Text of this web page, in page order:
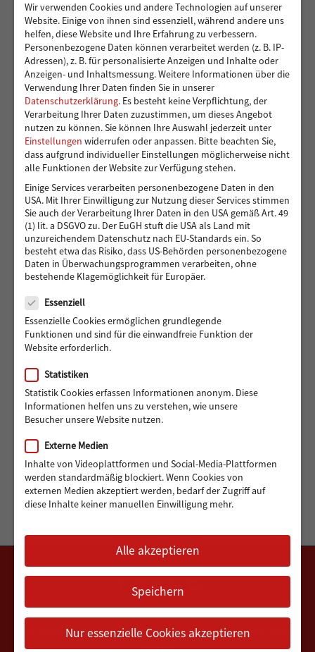
Sicher von A nach B für Peshmarga und Shvan
Ein sicherer Ort für Kinder, die viel zu früh
Verantwortung übernehmen – 14.000 Euro für die
Kindergruppen der Vereinigung Pestalozzi
Toben und Spielen: Bewegungsraum für die Kita
Eddelbüttelstraße in Harburg
Vier Reifen für eine bessere Zukunft: Ein neues Auto
für Muhsin und seine Familie
488 Euro gedreht für den guten Zweck: Radisson Blu
Hotel Hamburg unterstützt Hörer helfen Kindern
ARCHIV
Archiv
Monat auswählen
DATENSCHUTZERKLÄRUNG IMPRESSUM VEREINSSATZUNG
KONTAKT
Wir verwenden Cookies und andere Technologien auf unserer
Website. Einige von ihnen sind essenziell, während andere uns
helfen, diese Website und Ihre Erfahrung zu verbessern.
Personenbezogene Daten können verarbeitet werden (z. B. IP-
Adressen), z. B. für personalisierte Anzeigen und Inhalte oder
Anzeigen- und Inhaltsmessung.Weitere Informationen über die
Verwendung Ihrer Daten finden Sie in unserer
Datenschutzerklärung. Es besteht keine Verpflichtung, der
Verarbeitung Ihrer Daten zuzustimmen, um dieses Angebot
nutzen zu können.Sie können Ihre Auswahl jederzeit unter
Einstellungen widerrufen oder anpassen. Bitte beachten Sie,
dass aufgrund individueller Einstellungen möglicherweise nicht
alle Funktionen der Website zur Verfügung stehen.
Einige Services verarbeiten personenbezogene Daten in den
USA. Mit Ihrer Einwilligung zur Nutzung dieser Services stimmen
Sie auch der Verarbeitung Ihrer Daten in den USA gemäß Art. 49
(1) lit. a DSGVO zu. Der EuGH stuft die USA als Land mit
unzureichendem Datenschutz nach EU-Standards ein. So
besteht etwa das Risiko, dass US-Behörden personenbezogene
Daten in Überwachungsprogrammen verarbeiten, ohne
bestehende Klagemöglichkeit für Europäer.
Essenziell
Essenzielle Cookies ermöglichen grundlegende
Funktionen und sind für die einwandfreie Funktion der
Website erforderlich.
Statistiken
Statistik Cookies erfassen Informationen anonym. Diese
Informationen helfen uns zu verstehen, wie unsere
Besucher unsere Website nutzen.
Externe Medien
Inhalte von Videoplattformen und Social-Media-Plattformen
werden standardmäßig blockiert. Wenn Cookies von
externen Medien akzeptiert werden, bedarf der Zugriff auf
diese Inhalte keiner manuellen Einwilligung mehr.
Alle akzeptieren
Speichern
Nur essenzielle Cookies akzeptieren